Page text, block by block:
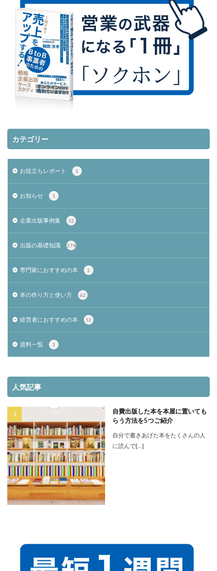
カテゴリー
お役立ちレポート 5
お知らせ 1
企業出版事例集 32
出版の基礎知識 274
専門家におすすめの本 2
本の作り方と使い方 62
経営者におすすめの本 52
資料一覧 3
人気記事
自費出版した本を本屋に置いても
らう方法を5つご紹介
自分で書きあげた本をたくさんの人
に読んで[…]